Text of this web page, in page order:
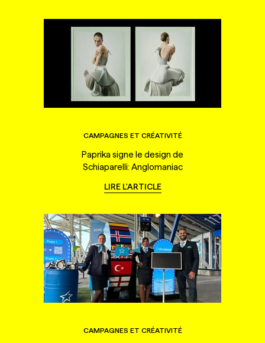
CAMPAGNES ET CRÉATIVITÉ
Paprika signe le design de
Schiaparelli: Anglomaniac
LIRE L'ARTICLE
CAMPAGNES ET CRÉATIVITÉ